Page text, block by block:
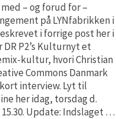
– og forud for –
på LYNfabrikken i
i forrige post her i
DR P2’s Kulturnyt et
kultur, hvori Christian
Commons Danmark
interview. Lyt til
her idag, torsdag d.
15.30. Update: Indslaget …